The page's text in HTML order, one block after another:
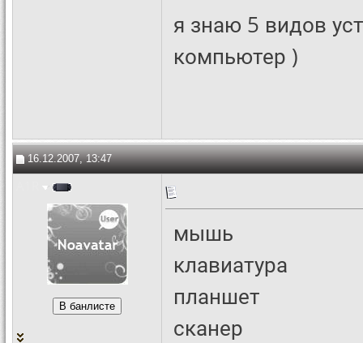
я знаю 5 видов
компьютер )
16.12.2007, 13:47
мышь
клавиатура
планшет
сканер